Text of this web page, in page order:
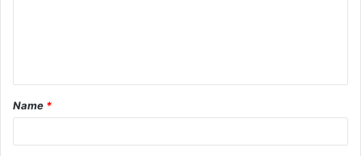
t
*
Name *